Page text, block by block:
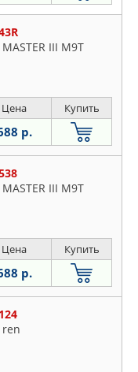
III M9T
Цена Купить
р.
III M9T
Цена Купить
р.